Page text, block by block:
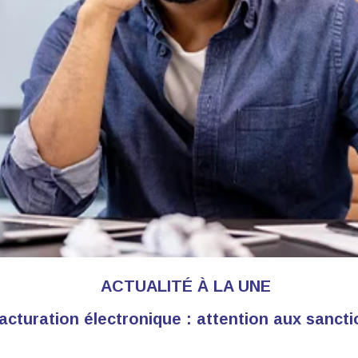
ACTUALITÉ À LA UNE
électronique : attention aux